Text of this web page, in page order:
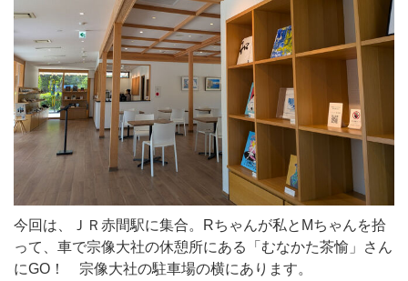
今回は、ＪＲ赤間駅に集合。Rちゃんが私とMちゃんを拾
って、車で宗像大社の休憩所にある「むなかた茶愉」さん
にGO！ 宗像大社の駐車場の横にあります。